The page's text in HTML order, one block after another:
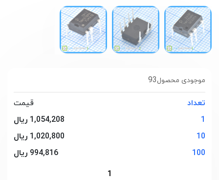
93موجودی محصول
تعداد
قیمت
1
1,054,208 ریال
10
1,020,800 ریال
100
994,816 ریال